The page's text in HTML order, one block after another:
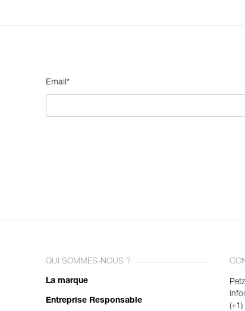
Email*
QUI SOMMES-NOUS ?
La marque
Entreprise Responsable